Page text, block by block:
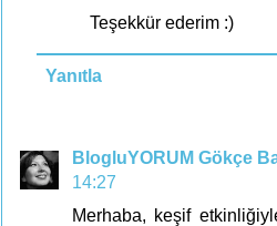
Teşekkür ederim :)
Yanıtla
BlogluYORUM Gökçe
14:27
Merhaba, keşif